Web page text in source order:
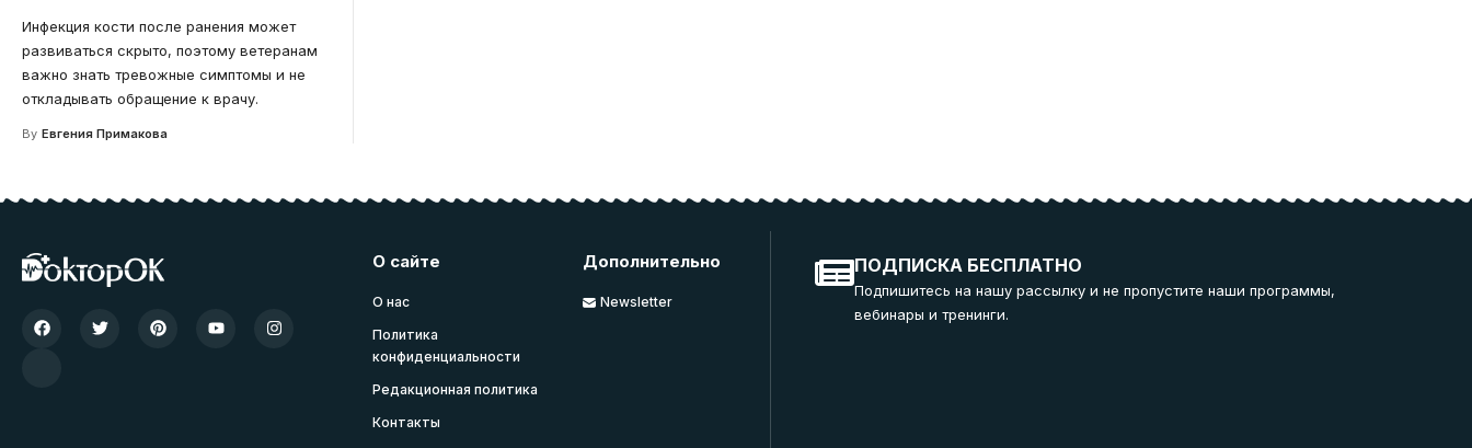
Инфекция кости после ранения может
развиваться скрыто, поэтому ветеранам
важно знать тревожные симптомы и не
откладывать обращение к врачу.
By Евгения Примакова
О сайте
О нас
Политика
конфиденциальности
Редакционная политика
Контакты
Дополнительно
Newsletter
ПОДПИСКА БЕСПЛАТНО
Подпишитесь на нашу рассылку и не пропустите наши программы,
вебинары и тренинги.